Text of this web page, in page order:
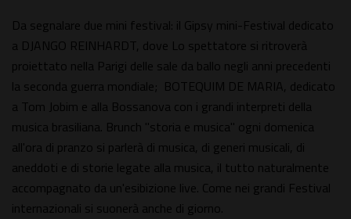
Da segnalare due mini festival: il Gipsy mini-Festival dedicato
a DJANGO REINHARDT, dove Lo spettatore si ritroverà
proiettato nella Parigi delle sale da ballo negli anni precedenti
la seconda guerra mondiale; BOTEQUIM DE MARIA, dedicato
a Tom Jobim e alla Bossanova con i grandi interpreti della
musica brasiliana. Brunch "storia e musica" ogni domenica
all'ora di pranzo si parlerà di musica, di generi musicali, di
aneddoti e di storie legate alla musica, il tutto naturalmente
accompagnato da un'esibizione live. Come nei grandi Festival
internazionali si suonerà anche di giorno.